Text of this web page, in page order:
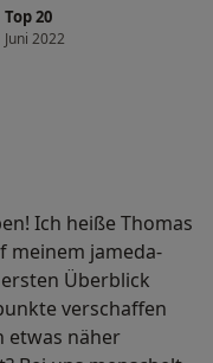
Top 20
Juni 2022
Ich heiße Thomas
meinem jameda-
Überblick
verschaffen
etwas näher